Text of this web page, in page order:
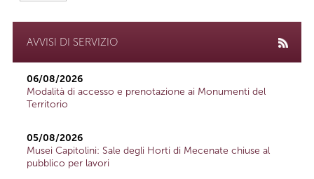
AVVISI DI SERVIZIO
06/08/2026
Modalità di accesso e prenotazione ai Monumenti del
Territorio
05/08/2026
Musei Capitolini: Sale degli Horti di Mecenate chiuse al
pubblico per lavori